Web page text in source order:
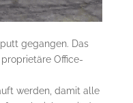
gegangen. Das
Office-
werden, damit alle